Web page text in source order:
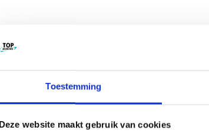
Toestemming
Deze website maakt gebruik van cookies